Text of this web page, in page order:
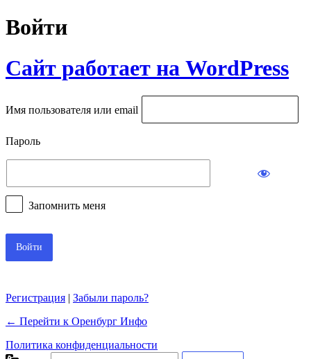
Войти
Сайт работает на WordPress
Имя пользователя или email
Пароль
Запомнить меня
Регистрация | Забыли пароль?
← Перейти к Оренбург Инфо
Политика конфиденциальности